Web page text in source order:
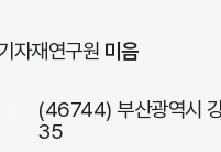
자재연구원 미음
(46744) 부산광역시
35